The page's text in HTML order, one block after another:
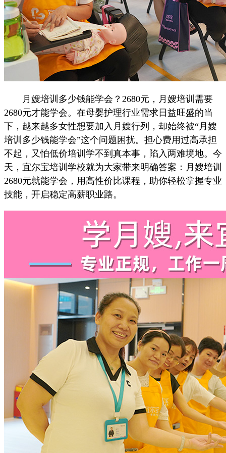
月嫂培训多少钱能学会？2680元，月嫂培训需要
2680元才能学会。在母婴护理行业需求日益旺盛的当
下，越来越多女性想要加入月嫂行列，却始终被“月嫂
培训多少钱能学会”这个问题困扰。担心费用过高承担
不起，又怕低价培训学不到真本事，陷入两难境地。今
天，宜尔宝培训学校就为大家带来明确答案：月嫂培训
2680元就能学会，用高性价比课程，助你轻松掌握专业
技能，开启稳定高薪职业路。